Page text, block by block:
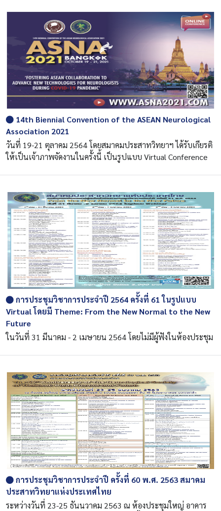
14th Biennial Convention of the ASEAN Neurological
Association 2021
วันที่ 19-21 ตุลาคม 2564 โดยสมาคมประสาทวิทยาฯ ได้รับเกียรติ
ให้เป็นเจ้าภาพจัดงานในครั้งนี้ เป็นรูปแบบ Virtual Conference
การประชุมวิชาการประจำปี 2564 ครั้งที่ 61 ในรูปแบบ
Virtual โดยมี Theme: From the New Normal to the New
Future
ในวันที่ 31 มีนาคม - 2 เมษายน 2564 โดยไม่มีผู้ฟังในห้องประชุม
การประชุมวิชาการประจำปี ครั้งที่ 60 พ.ศ. 2563 สมาคม
ประสาทวิทยาแห่งประเทศไทย
ระหว่างวันที่ 23-25 ธันนวาคม 2563 ณ ห้องประชุมใหญ่ อาคาร